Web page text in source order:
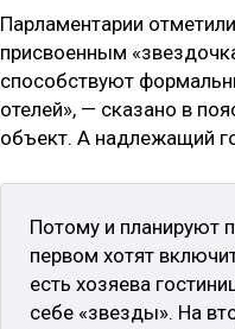
Парламентарии
присвоенным
способствуют
отелей», — сказано в
объект. А надлежащий
Потому и планируют
первом хотят
есть хозяева
себе «звезды». На